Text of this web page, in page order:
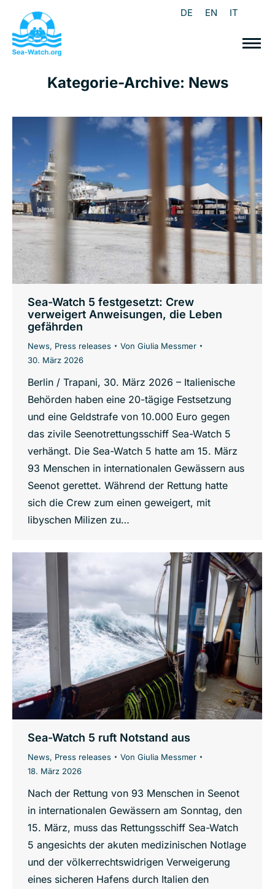
DE EN IT
Kategorie-Archive: News
Sea-Watch 5 festgesetzt: Crew
verweigert Anweisungen, die Leben
gefährden
News, Press releases Von Giulia Messmer
30. März 2026
Berlin / Trapani, 30. März 2026 – Italienische
Behörden haben eine 20-tägige Festsetzung
und eine Geldstrafe von 10.000 Euro gegen
das zivile Seenotrettungsschiff Sea-Watch 5
verhängt. Die Sea-Watch 5 hatte am 15. März
93 Menschen in internationalen Gewässern aus
Seenot gerettet. Während der Rettung hatte
sich die Crew zum einen geweigert, mit
libyschen Milizen zu…
Sea-Watch 5 ruft Notstand aus
News, Press releases Von Giulia Messmer
18. März 2026
Nach der Rettung von 93 Menschen in Seenot
in internationalen Gewässern am Sonntag, den
15. März, muss das Rettungsschiff Sea-Watch
5 angesichts der akuten medizinischen Notlage
und der völkerrechtswidrigen Verweigerung
eines sicheren Hafens durch Italien den